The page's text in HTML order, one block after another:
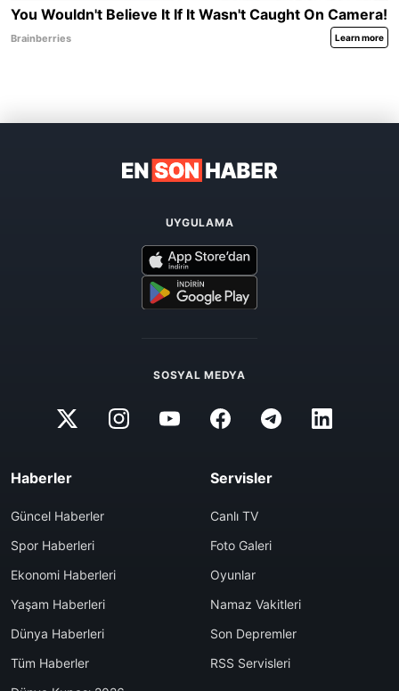
UYGULAMA
SOSYAL MEDYA
Haberler
Güncel Haberler
Spor Haberleri
Ekonomi Haberleri
Yaşam Haberleri
Dünya Haberleri
Tüm Haberler
Servisler
Canlı TV
Foto Galeri
Oyunlar
Namaz Vakitleri
Son Depremler
RSS Servisleri